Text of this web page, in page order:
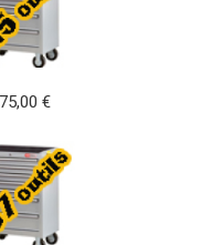
€